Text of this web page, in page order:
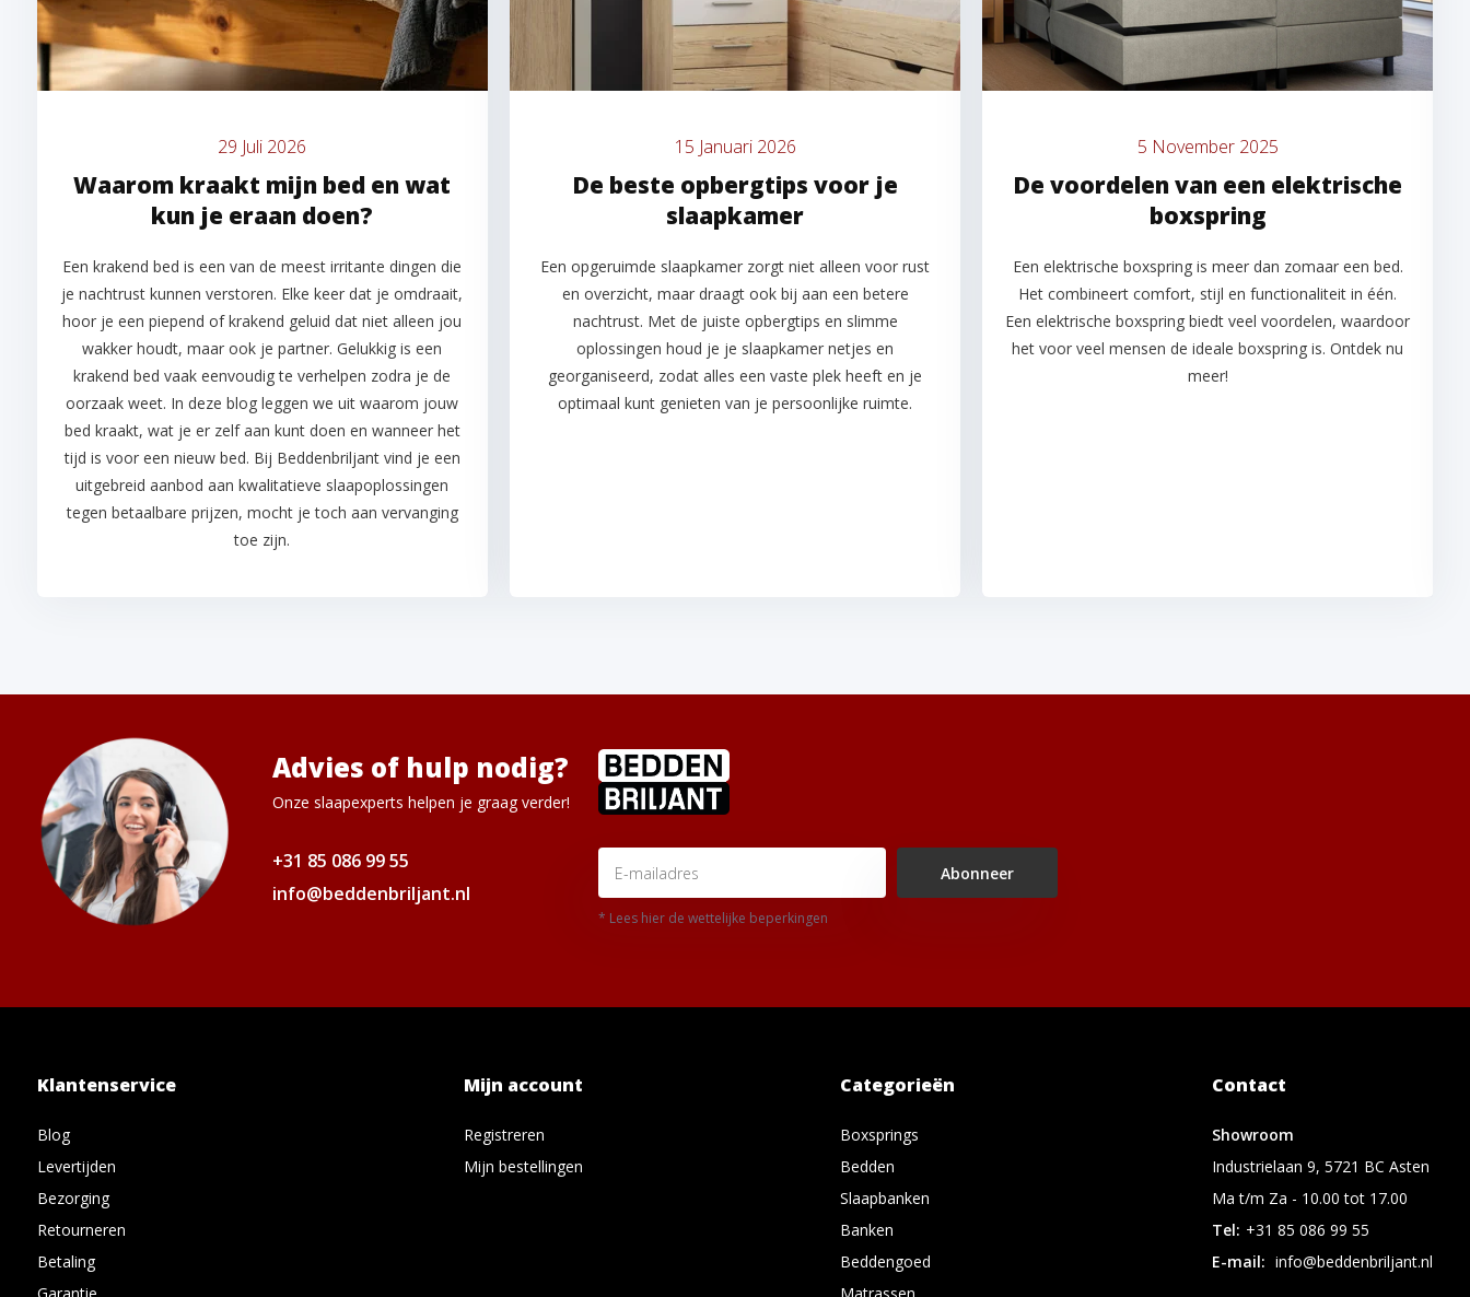
29 Juli 2026
Waarom kraakt mijn bed en wat
kun je eraan doen?
Een krakend bed is een van de meest irritante dingen die
je nachtrust kunnen verstoren. Elke keer dat je omdraait,
hoor je een piepend of krakend geluid dat niet alleen jou
wakker houdt, maar ook je partner. Gelukkig is een
krakend bed vaak eenvoudig te verhelpen zodra je de
oorzaak weet. In deze blog leggen we uit waarom jouw
bed kraakt, wat je er zelf aan kunt doen en wanneer het
tijd is voor een nieuw bed. Bij Beddenbriljant vind je een
uitgebreid aanbod aan kwalitatieve slaapoplossingen
tegen betaalbare prijzen, mocht je toch aan vervanging
toe zijn.
15 Januari 2026
De beste opbergtips voor je
slaapkamer
Een opgeruimde slaapkamer zorgt niet alleen voor rust
en overzicht, maar draagt ook bij aan een betere
nachtrust. Met de juiste opbergtips en slimme
oplossingen houd je je slaapkamer netjes en
georganiseerd, zodat alles een vaste plek heeft en je
optimaal kunt genieten van je persoonlijke ruimte.
5 November 2025
De voordelen van een elektrische
boxspring
Een elektrische boxspring is meer dan zomaar een bed.
Het combineert comfort, stijl en functionaliteit in één.
Een elektrische boxspring biedt veel voordelen, waardoor
het voor veel mensen de ideale boxspring is. Ontdek nu
meer!
Advies of hulp nodig?
Onze slaapexperts helpen je graag verder!
+31 85 086 99 55
info@beddenbriljant.nl
Abonneer
* Lees hier de wettelijke beperkingen
Klantenservice
Blog
Levertijden
Bezorging
Retourneren
Betaling
Mijn account
Registreren
Mijn bestellingen
Categorieën
Boxsprings
Bedden
Slaapbanken
Banken
Beddengoed
Contact
Showroom
Industrielaan 9, 5721 BC Asten
Ma t/m Za - 10.00 tot 17.00
Tel: +31 85 086 99 55
E-mail: info@beddenbriljant.nl